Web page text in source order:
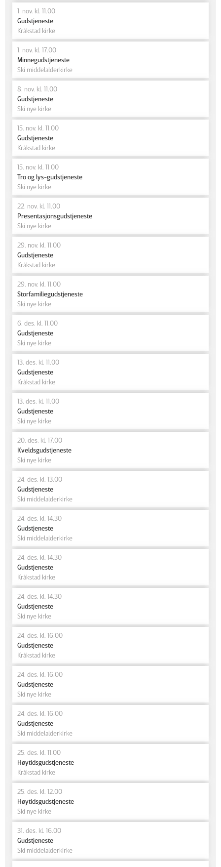
1. nov. kl. 11.00
Gudstjeneste
Kråkstad kirke
1. nov. kl. 17.00
Minnegudstjeneste
Ski middelalderkirke
8. nov. kl. 11.00
Gudstjeneste
Ski nye kirke
15. nov. kl. 11.00
Gudstjeneste
Kråkstad kirke
15. nov. kl. 11.00
Tro og lys-gudstjeneste
Ski nye kirke
22. nov. kl. 11.00
Presentasjonsgudstjeneste
Ski nye kirke
29. nov. kl. 11.00
Gudstjeneste
Kråkstad kirke
29. nov. kl. 11.00
Storfamiliegudstjeneste
Ski nye kirke
6. des. kl. 11.00
Gudstjeneste
Ski nye kirke
13. des. kl. 11.00
Gudstjeneste
Kråkstad kirke
13. des. kl. 11.00
Gudstjeneste
Ski nye kirke
20. des. kl. 17.00
Kveldsgudstjeneste
Ski nye kirke
24. des. kl. 13.00
Gudstjeneste
Ski middelalderkirke
24. des. kl. 14.30
Gudstjeneste
Ski middelalderkirke
24. des. kl. 14.30
Gudstjeneste
Kråkstad kirke
24. des. kl. 14.30
Gudstjeneste
Ski nye kirke
24. des. kl. 16.00
Gudstjeneste
Kråkstad kirke
24. des. kl. 16.00
Gudstjeneste
Ski nye kirke
24. des. kl. 16.00
Gudstjeneste
Ski middelalderkirke
25. des. kl. 11.00
Høytidsgudstjeneste
Kråkstad kirke
25. des. kl. 12.00
Høytidsgudstjeneste
Ski nye kirke
31. des. kl. 16.00
Gudstjeneste
Ski middelalderkirke